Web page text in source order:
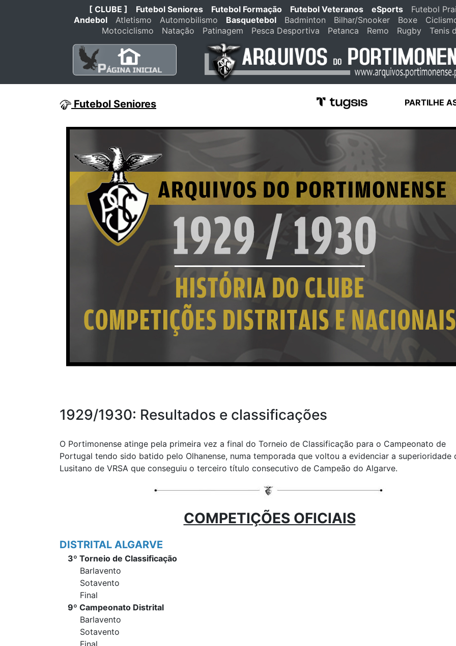
[ CLUBE ] Futebol Seniores Futebol Formação Futebol Veteranos eSports
Futebol
Andebol
Atletismo Automobilismo Basquetebol Badminton Bilhar/Snooker Boxe
Motociclismo
Natação Patinagem Pesca Desportiva Petanca Remo Rugby Tenis
Futebol Seniores PARTILHE
1929/1930: Resultados e classificações
O Portimonense atinge pela primeira vez a final do Torneio de Classificação para o Campeonato de
Portugal tendo sido batido pelo Olhanense, numa temporada que voltou a evidenciar a superioridade
Lusitano de VRSA que conseguiu o terceiro título consecutivo de Campeão do Algarve.
COMPETIÇÕES OFICIAIS
DISTRITAL ALGARVE
3º Torneio de Classificação
Barlavento
Sotavento
Final
9º Campeonato Distrital
Barlavento
Sotavento
Final